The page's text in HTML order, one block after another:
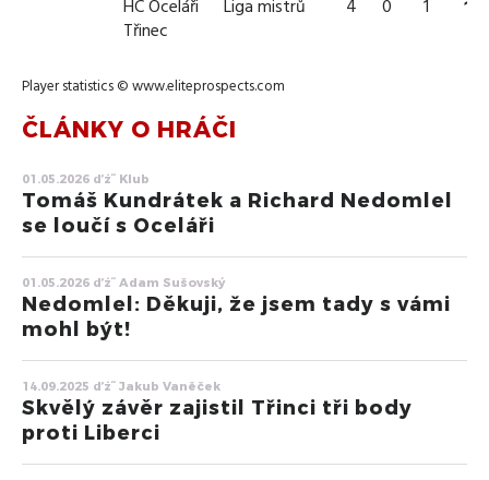
HC Oceláři
Třinec
Liga mistrů 4 0 1 1
Player statistics ©www.eliteprospects.com
ČLÁNKY O HRÁČI
01.05.2026 ďż˝ Klub
Tomáš Kundrátek a Richard Nedomlel
se loučí s Oceláři
01.05.2026 ďż˝ Adam Sušovský
Nedomlel: Děkuji, že jsem tady s vámi
mohl být!
14.09.2025 ďż˝ Jakub Vaněček
Skvělý závěr zajistil Třinci tři body
proti Liberci